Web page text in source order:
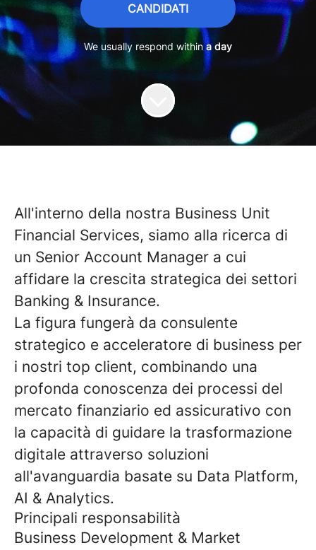
CANDIDATI
We usually respond withina day
All'interno della nostra Business Unit
Financial Services, siamo alla ricerca di
un Senior Account Manager a cui
affidare la crescita strategica dei settori
Banking & Insurance.
La figura fungerà da consulente
strategico e acceleratore di business per
i nostri top client, combinando una
profonda conoscenza dei processi del
mercato finanziario ed assicurativo con
la capacità di guidare la trasformazione
digitale attraverso soluzioni
all'avanguardia basate su Data Platform,
AI & Analytics.
Principali responsabilità
Business Development & Market